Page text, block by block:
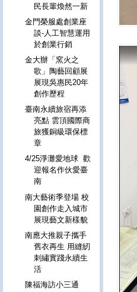
民長輩煥然一新
金門榮服處創業座
談-人工智慧運用
於創業行銷
金大辦「窯火之
歌」陶藝回顧展
展現吳惠民20年
創作歷程
臺南永續旅宿再添
亮點 雲頂國際商
旅獲銅級環保標
章
4/25淨灘愛地球 歡
迎報名作伙愛臺
南
南大藝術季登場 校
園創作走入城市
展現藝文新樣貌
南應大推親子攜手
舊衣再生 用縫紉
刺繡實踐永續生
活
陳福海訪小三通